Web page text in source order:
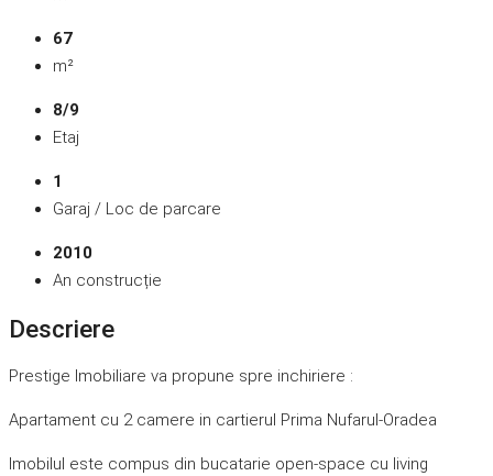
67
m²
8/9
Etaj
1
Garaj / Loc de parcare
2010
An construcție
Descriere
Prestige Imobiliare va propune spre inchiriere :
Apartament cu 2 camere in cartierul Prima Nufarul-Oradea
Imobilul este compus din bucatarie open-space cu living